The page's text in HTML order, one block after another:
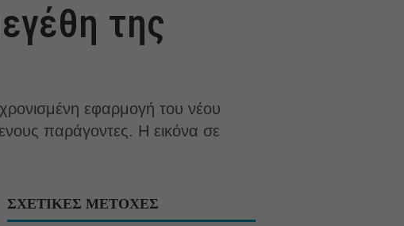
της
εφαρμογή του νέου
παράγοντες. Η εικόνα σε
ΣΧΕΤΙΚΕΣ ΜΕΤΟΧΕΣ